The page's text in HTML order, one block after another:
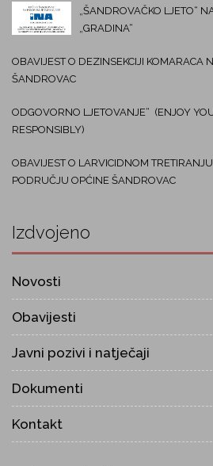
„ŠANDROVAČKO LJETO“
„GRADINA“
OBAVIJEST O DEZINSEKCIJI KOMARACA
ŠANDROVAC
ODGOVORNO LJETOVANJE“ (ENJOY
RESPONSIBLY)
OBAVIJEST O LARVICIDNOM
PODRUČJU OPĆINE ŠANDROVAC
Izdvojeno
Novosti
Obavijesti
Javni pozivi i natječaji
Dokumenti
Kontakt